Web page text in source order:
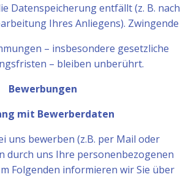
Datenspeicherung entfällt (z. B. nach
Ihres Anliegens). Zwingende
– insbesondere gesetzliche
– bleiben unberührt.
Bewerbungen
mit Bewerberdaten
uns bewerben (z.B. per Mail oder
durch uns Ihre personenbezogenen
Folgenden informieren wir Sie über